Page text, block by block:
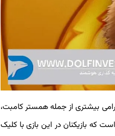
بیشتری از جمله همستر کامبت،
که بازیکنان در این بازی با کلیک